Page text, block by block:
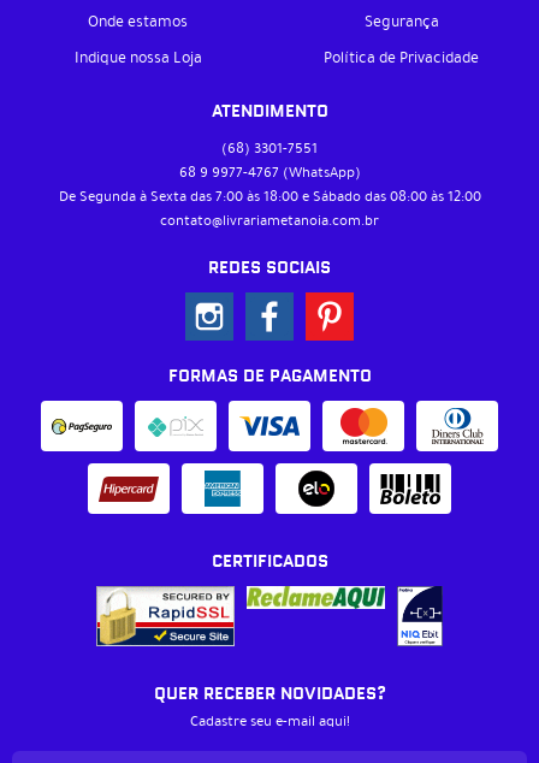
Onde estamos
Indique nossa Loja
Segurança
Política de Privacidade
ATENDIMENTO
(68) 3301-7551
68 9 9977-4767 (WhatsApp)
De Segunda à Sexta das 7:00 às 18:00 e Sábado das 08:00 às 12:00
contato@livrariametanoia.com.br
REDES SOCIAIS
FORMAS DE PAGAMENTO
CERTIFICADOS
QUER RECEBER NOVIDADES?
Cadastre seu e-mail aqui!